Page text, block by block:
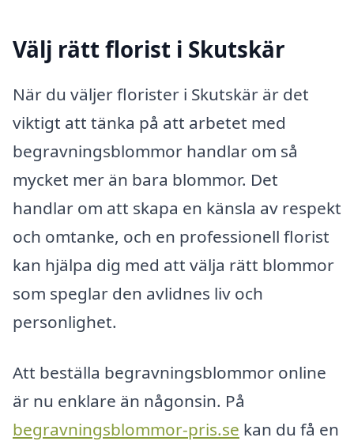
Välj rätt florist i Skutskär
När du väljer florister i Skutskär är det
viktigt att tänka på att arbetet med
begravningsblommor handlar om så
mycket mer än bara blommor. Det
handlar om att skapa en känsla av respekt
och omtanke, och en professionell florist
kan hjälpa dig med att välja rätt blommor
som speglar den avlidnes liv och
personlighet.
Att beställa begravningsblommor online
är nu enklare än någonsin. På
begravningsblommor-pris.se kan du få en